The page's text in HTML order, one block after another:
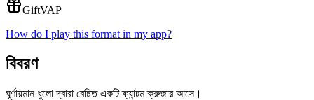
GiftVAP
How do I play this format in my app?
বিবরণ
ঘূর্ণায়মান ধুলো দ্বারা বেষ্টিত একটি ফ্যান্টম ক্রুজার আসে।